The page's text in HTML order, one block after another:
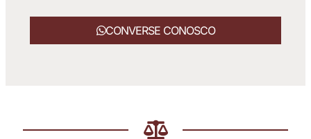
CONVERSE CONOSCO